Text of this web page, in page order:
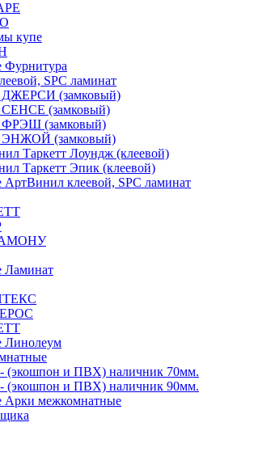
купе
Фурнитура
SPC ламинат
(замковый)
(замковый)
(замковый)
(замковый)
Таркетт Лоундж (клеевой)
Таркетт Эпик (клеевой)
АртВинил клеевой, SPC ламинат
Ламинат
Линолеум
(экошпон и ПВХ) наличник 70мм.
(экошпон и ПВХ) наличник 90мм.
Арки межкомнатные